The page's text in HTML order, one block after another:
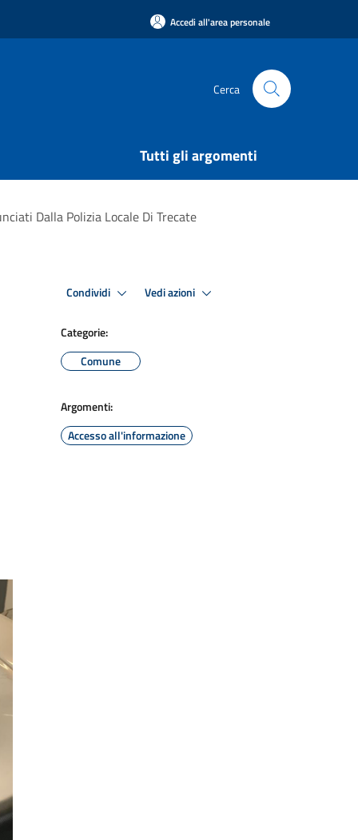
Accedi all'area personale
Cerca
Tutti gli argomenti
Dalla Polizia Locale Di Trecate
Condividi Vedi azioni
Categorie:
Comune
Argomenti:
Accesso all'informazione